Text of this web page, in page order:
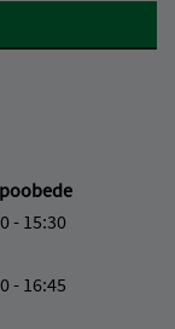
- 15:30
- 16:45